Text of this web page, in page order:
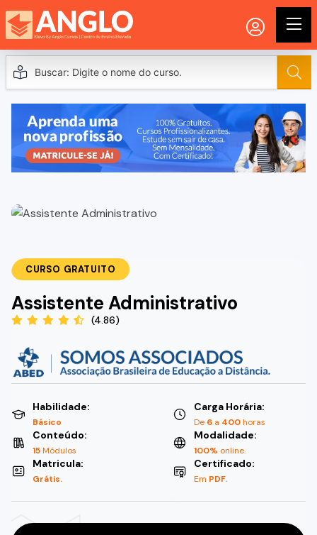
CURSO GRATUITO
Assistente Administrativo
(4.86)
Habilidade:
Básico
Carga Horária:
De 6 a 400horas
Conteúdo:
15Módulos
Modalidade:
100% online.
Matricula:
Grátis.
Certificado:
Em PDF.